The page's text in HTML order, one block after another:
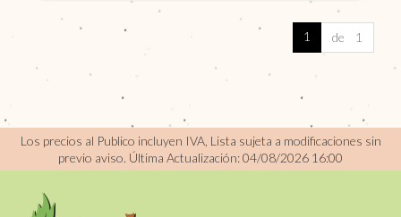
1 de 1
Los precios al Publico incluyen IVA, Lista sujeta a modificaciones sin
previo aviso. Última Actualización: 04/08/2026 16:00